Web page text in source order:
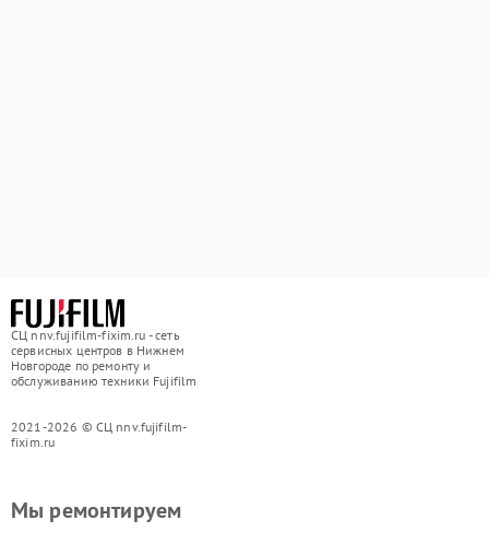
СЦ nnv.fujifilm-fixim.ru - сеть
сервисных центров в Нижнем
Новгороде по ремонту и
обслуживанию техники Fujifilm
2021-2026 © СЦ nnv.fujifilm-
fixim.ru
Мы ремонтируем